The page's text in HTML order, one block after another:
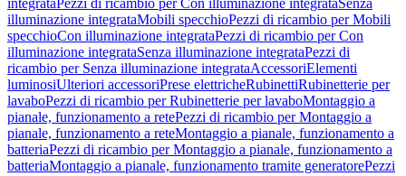
integrataPezzi di ricambio per Con illuminazione integrataSenza
illuminazione integrataMobili specchioPezzi di ricambio per Mobili
specchioCon illuminazione integrataPezzi di ricambio per Con
illuminazione integrataSenza illuminazione integrataPezzi di
ricambio per Senza illuminazione integrataAccessoriElementi
luminosiUlteriori accessoriPrese elettricheRubinettiRubinetterie per
lavaboPezzi di ricambio per Rubinetterie per lavaboMontaggio a
pianale, funzionamento a retePezzi di ricambio per Montaggio a
pianale, funzionamento a reteMontaggio a pianale, funzionamento a
batteriaPezzi di ricambio per Montaggio a pianale, funzionamento a
batteriaMontaggio a pianale, funzionamento tramite generatorePezzi